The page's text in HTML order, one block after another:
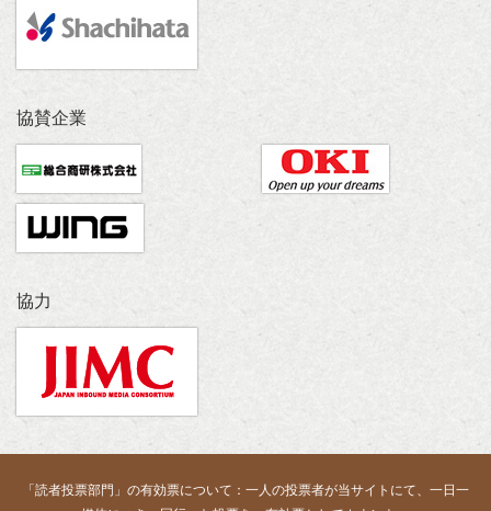
協賛企業
協力
「読者投票部門」の有効票について：一人の投票者が当サイトにて、一日一